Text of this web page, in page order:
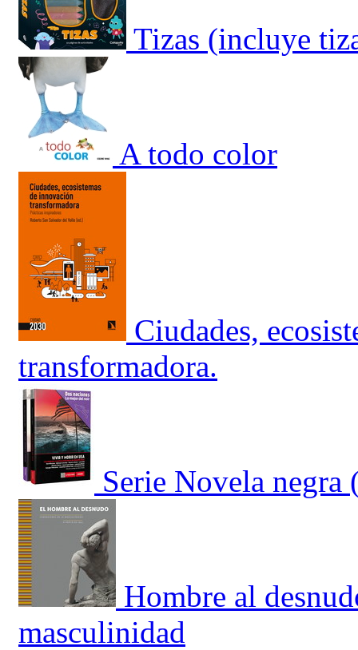
Tizas (incluye
A todo color
Ciudades,
transformadora.
Serie Novela negra
Hombre al
masculinidad